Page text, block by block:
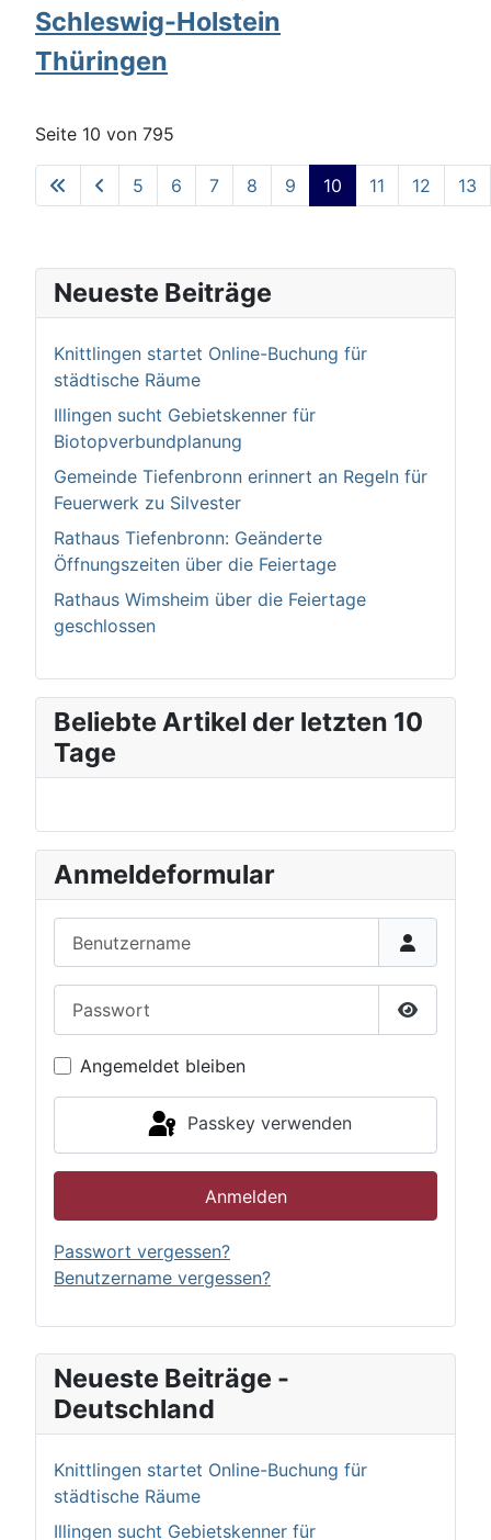
Schleswig-Holstein
Thüringen
Seite 10 von 795
5 6 7 8 9 10 11 12 13
Neueste Beiträge
Knittlingen startet Online-Buchung für
städtische Räume
Illingen sucht Gebietskenner für
Biotopverbundplanung
Gemeinde Tiefenbronn erinnert an Regeln für
Feuerwerk zu Silvester
Rathaus Tiefenbronn: Geänderte
Öffnungszeiten über die Feiertage
Rathaus Wimsheim über die Feiertage
geschlossen
Beliebte Artikel der letzten 10
Tage
Anmeldeformular
Passwort
Angemeldet bleiben
Passkey verwenden
Anmelden
Passwort vergessen?
Benutzername vergessen?
Neueste Beiträge -
Deutschland
Knittlingen startet Online-Buchung für
städtische Räume
Illingen sucht Gebietskenner für